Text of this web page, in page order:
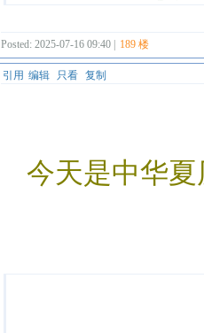
Posted: 2025-07-16 09:40 | 189 楼
引用 编辑 只看 复制
今天是中华